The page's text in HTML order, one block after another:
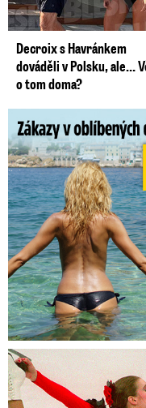
Decroix s Havránkem
dováděli v Polsku, ale…
o tom doma?
Zákazy v
Tajná policie špehovala